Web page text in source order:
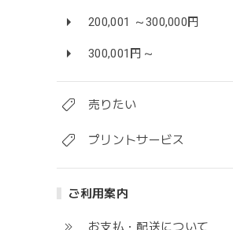
200,001 ～300,000円
300,001円～
売りたい
プリントサービス
ご利用案内
お支払・配送について